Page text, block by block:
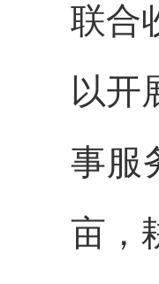
联合
以开
事服
亩，